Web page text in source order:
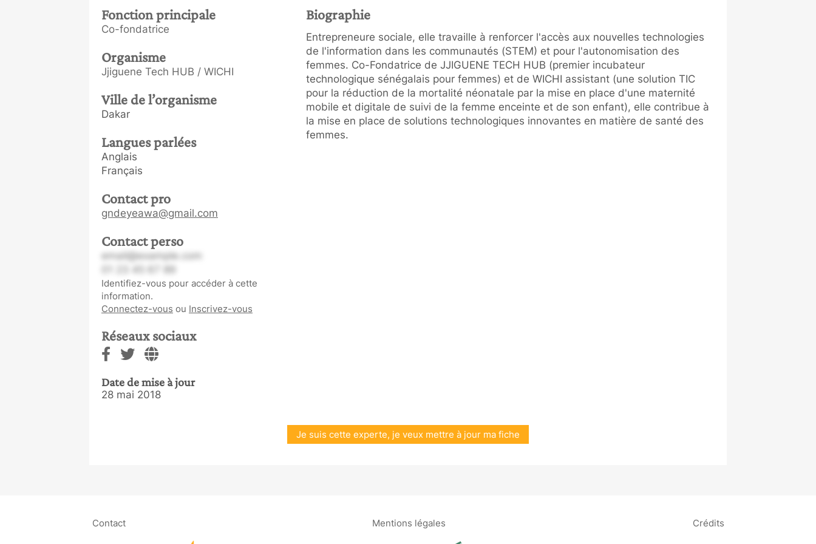
Fonction principale
Co-fondatrice
Organisme
Jjiguene Tech HUB / WICHI
Ville de l’organisme
Dakar
Langues parlées
Anglais
Français
Contact pro
gndeyeawa@gmail.com
Contact perso
email@example.com
Identifiez-vous pour accéder à cette
information.
Connectez-vous ou Inscrivez-vous
Réseaux sociaux
Date de mise à jour
28 mai 2018
Biographie
Entrepreneure sociale, elle travaille à renforcer l'accès aux nouvelles technologies
de l'information dans les communautés (STEM) et pour l'autonomisation des
femmes. Co-Fondatrice de JJIGUENE TECH HUB (premier incubateur
technologique sénégalais pour femmes) et de WICHI assistant (une solution TIC
pour la réduction de la mortalité néonatale par la mise en place d'une maternité
mobile et digitale de suivi de la femme enceinte et de son enfant), elle contribue à
la mise en place de solutions technologiques innovantes en matière de santé des
femmes.
Je suis cette experte, je veux mettre à jour ma fiche
Contact Mentions légales Crédits